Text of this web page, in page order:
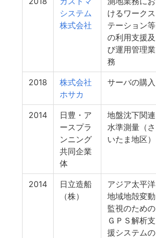
システム
株式会社
けるワークス
テーション等
の利用支援及
び運用管理業
務
2018
株式会社
ホサカ
サーバの購入
2014
日豊・ア
ースプラ
ンニング
共同企業
体
地盤沈下関連
水準測量（さ
いたま地区）
2014
日立造船
（株）
アジア太平洋
地域地殻変動
監視のための
ＧＰＳ解析支
援システムの